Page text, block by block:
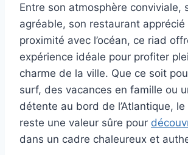
Entre son atmosphère conviviale,
agréable, son restaurant apprécié
proximité avec l’océan, ce riad
expérience idéale pour profiter
charme de la ville. Que ce soit
surf, des vacances en famille ou
détente au bord de l’Atlantique, le
reste une valeur sûre pour
dans un cadre chaleureux et